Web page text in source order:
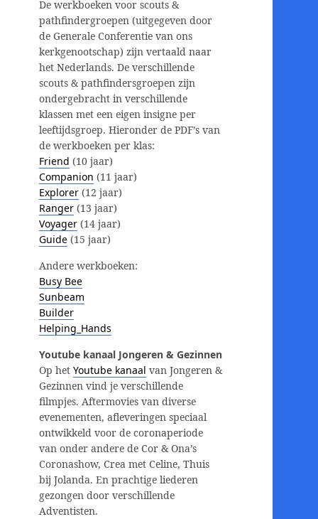
De werkboeken voor scouts &
pathfindergroepen (uitgegeven door
de Generale Conferentie van ons
kerkgenootschap) zijn vertaald naar
het Nederlands. De verschillende
scouts & pathfindersgroepen zijn
ondergebracht in verschillende
klassen met een eigen insigne per
leeftijdsgroep. Hieronder de PDF’s van
de werkboeken per klas:
Friend (10 jaar)
Companion (11 jaar)
Explorer (12 jaar)
Ranger (13 jaar)
Voyager (14 jaar)
Guide (15 jaar)
Andere werkboeken:
Busy Bee
Sunbeam
Builder
Helping_Hands
Youtube kanaal Jongeren & Gezinnen
Op het Youtube kanaal van Jongeren &
Gezinnen vind je verschillende
filmpjes. Aftermovies van diverse
evenementen, afleveringen speciaal
ontwikkeld voor de coronaperiode
van onder andere de Cor & Ona’s
Coronashow, Crea met Celine, Thuis
bij Jolanda. En prachtige liederen
gezongen door verschillende
Adventisten.